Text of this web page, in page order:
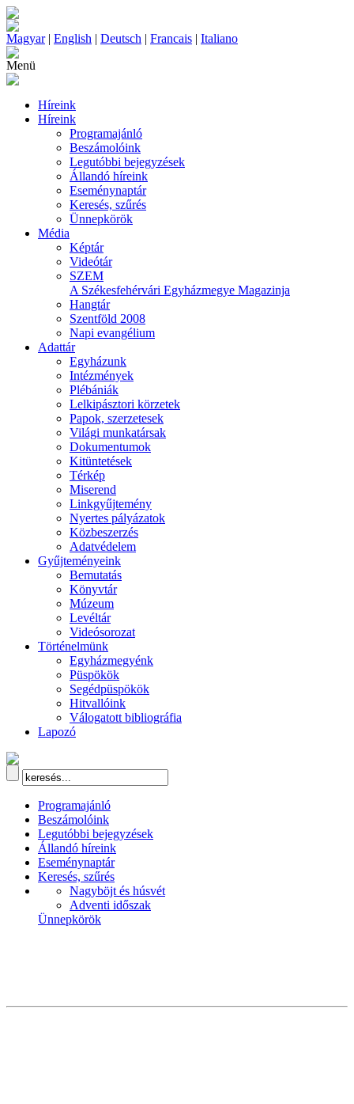
Magyar| English | Deutsch | Francais | Italiano
Menü
Híreink
Híreink
Programajánló
Beszámolóink
Legutóbbi bejegyzések
Állandó híreink
Eseménynaptár
Keresés, szűrés
Ünnepkörök
Média
Képtár
Videótár
SZEM
A Székesfehérvári Egyházmegye Magazinja
Hangtár
Szentföld 2008
Napi evangélium
Adattár
Egyházunk
Intézmények
Plébániák
Lelkipásztori körzetek
Papok, szerzetesek
Világi munkatársak
Dokumentumok
Kitüntetések
Térkép
Miserend
Linkgyűjtemény
Nyertes pályázatok
Közbeszerzés
Adatvédelem
Gyűjteményeink
Bemutatás
Könyvtár
Múzeum
Levéltár
Videósorozat
Történelmünk
Egyházmegyénk
Püspökök
Segédpüspökök
Hitvallóink
Válogatott bibliográfia
Lapozó
Programajánló
Beszámolóink
Legutóbbi bejegyzések
Állandó híreink
Eseménynaptár
Keresés, szűrés
Nagyböjt és húsvét
Adventi időszak
Ünnepkörök